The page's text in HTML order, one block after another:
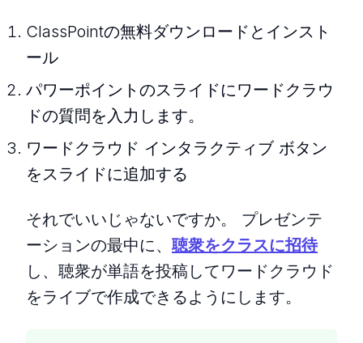
ClassPointの無料ダウンロードとインスト
ール
パワーポイントのスライドにワードクラウ
ドの質問を入力します。
ワードクラウド インタラクティブ ボタン
をスライドに追加する
それでいいじゃないですか。 プレゼンテ
ーションの最中に、 聴衆をクラスに招待
し、聴衆が単語を投稿してワードクラウド
をライブで作成できるようにします。